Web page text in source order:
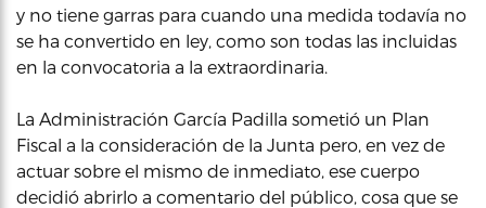
y no tiene garras para cuando una medida todavía no
se ha convertido en ley, como son todas las incluidas
en la convocatoria a la extraordinaria.
La Administración García Padilla sometió un Plan
Fiscal a la consideración de la Junta pero, en vez de
actuar sobre el mismo de inmediato, ese cuerpo
decidió abrirlo a comentario del público, cosa que se